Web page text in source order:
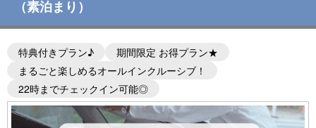
（素泊まり）
特典付きプラン♪
期間限定 お得プラン★
まるごと楽しめるオールインクルーシブ！
22時までチェックイン可能◎